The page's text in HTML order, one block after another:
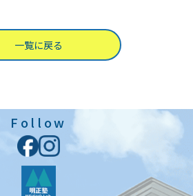
一覧に戻る
Follow